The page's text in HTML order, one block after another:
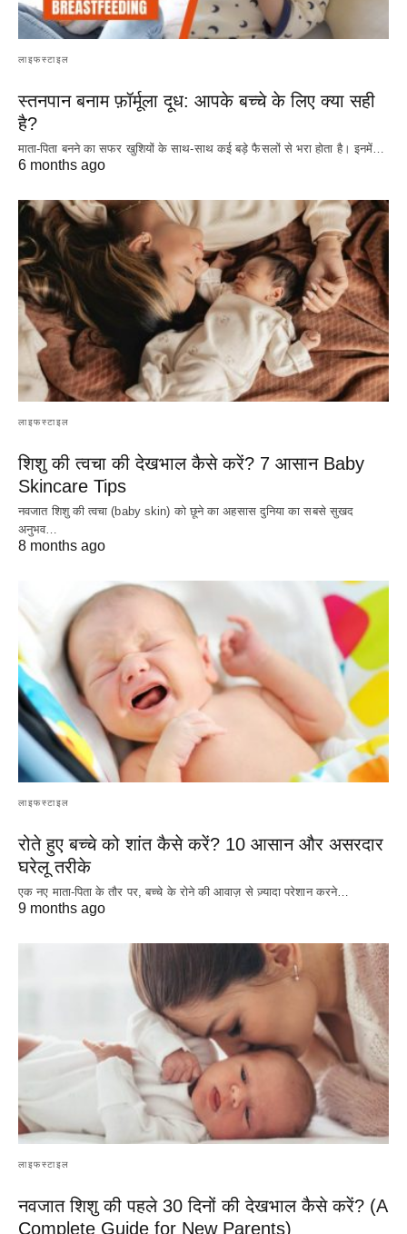
लाइफस्टाइल
स्तनपान बनाम फ़ॉर्मूला दूध: आपके बच्चे के लिए क्या सही
है?
माता-पिता बनने का सफर खुशियों के साथ-साथ कई बड़े फैसलों से भरा होता है। इनमें…
6 months ago
लाइफस्टाइल
शिशु की त्वचा की देखभाल कैसे करें? 7 आसान Baby
Skincare Tips
नवजात शिशु की त्वचा (baby skin) को छूने का अहसास दुनिया का सबसे सुखद
अनुभव…
8 months ago
लाइफस्टाइल
रोते हुए बच्चे को शांत कैसे करें? 10 आसान और असरदार
घरेलू तरीके
एक नए माता-पिता के तौर पर, बच्चे के रोने की आवाज़ से ज़्यादा परेशान करने…
9 months ago
लाइफस्टाइल
नवजात शिशु की पहले 30 दिनों की देखभाल कैसे करें? (A
Complete Guide for New Parents)